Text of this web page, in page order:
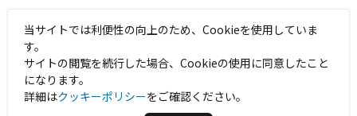
当サイトでは利便性の向上のため、Cookieを使用していま
す。
サイトの閲覧を続行した場合、Cookieの使用に同意したこと
になります。
詳細はクッキーポリシーをご確認ください。